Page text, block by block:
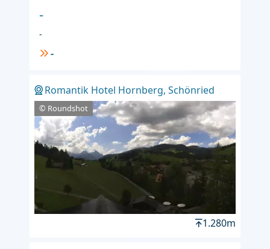
-
-
-
Romantik Hotel Hornberg, Schönried
© Roundshot
1.280m